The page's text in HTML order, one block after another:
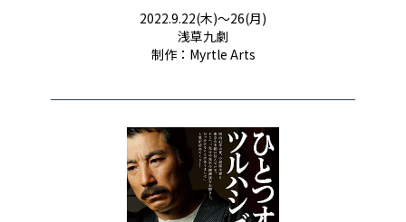
2022.9.22(木)～26(月)
浅草九劇
制作：Myrtle Arts